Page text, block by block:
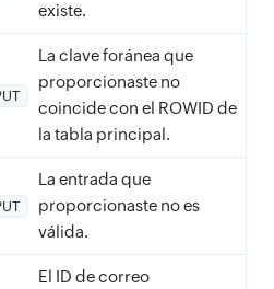
existe.
La clave foránea que
proporcionaste no
coincide con el ROWID de
la tabla principal.
La entrada que
proporcionaste no es
válida.
El ID de correo